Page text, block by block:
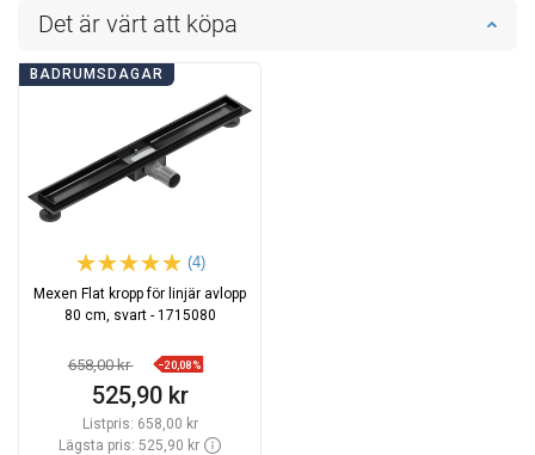
Det är värt att köpa
BADRUMSDAGAR
(4)
Mexen Flat kropp för linjär avlopp
80 cm, svart - 1715080
658,00 kr −20,08%
525,90 kr
Listpris: 658,00 kr
Lägsta pris: 525,90 kr